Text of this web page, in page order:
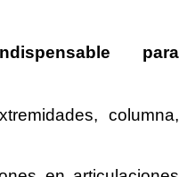
para
columna,